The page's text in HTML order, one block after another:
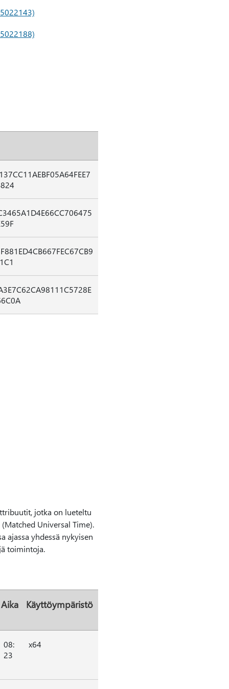
jotka on lueteltu
Universal Time).
ajassa yhdessä nykyisen
toimintoja.
Aika Käyttöympäristö
08:
23
x64